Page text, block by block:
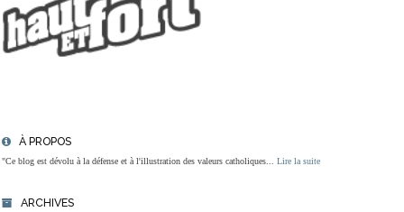
À PROPOS
"Ce blog est dévolu à la défense et à l'illustration des valeurs catholiques... Lire la suite
ARCHIVES